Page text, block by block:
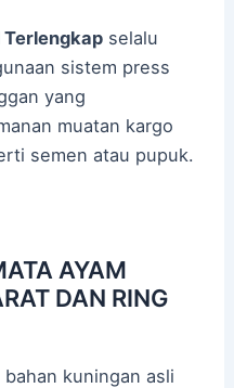
selalu
sistem press
yang
muatan kargo
semen atau pupuk.
AYAM
DAN RING
bahan kuningan asli